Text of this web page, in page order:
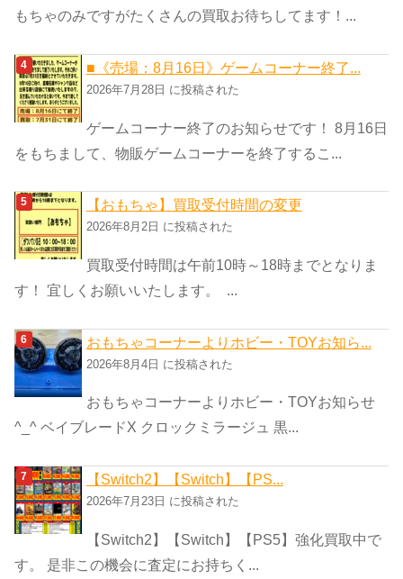
もちゃのみですがたくさんの買取お待ちしてます！...
■《売場：8月16日》ゲームコーナー終了...
2026年7月28日 に投稿された
ゲームコーナー終了のお知らせです！ 8月16日
をもちまして、物販ゲームコーナーを終了するこ...
【おもちゃ】買取受付時間の変更
2026年8月2日 に投稿された
買取受付時間は午前10時～18時までとなりま
す！ 宜しくお願いいたします。 ...
おもちゃコーナーよりホビー・TOYお知ら...
2026年8月4日 に投稿された
おもちゃコーナーよりホビー・TOYお知らせ
^_^ ベイブレードX クロックミラージュ 黒...
【Switch2】【Switch】【PS...
2026年7月23日 に投稿された
【Switch2】【Switch】【PS5】強化買取中で
す。 是非この機会に査定にお持ちく...